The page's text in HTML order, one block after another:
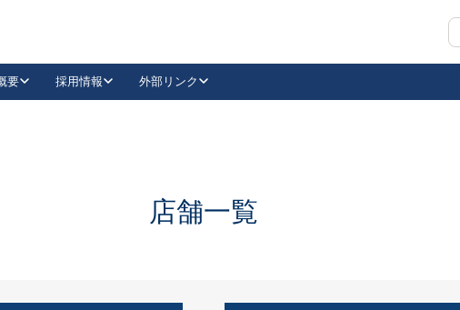
抗ウイルス・抗菌製品
要 採用情報 外部リンク
LinkedIn店舗一覧